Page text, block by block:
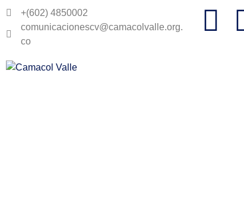
+(602) 4850002
comunicacionescv@camacolvalle.org.
co